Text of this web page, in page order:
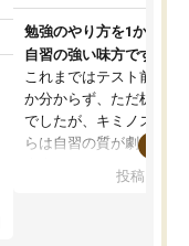
勉強のやり方を1から教
自習の強い味方です。
これまではテスト前に何
か分からず、ただ机に座
でしたが、キミノスクー
らは自習の質が劇的に変
を明確にしてくれるの
投稿日：